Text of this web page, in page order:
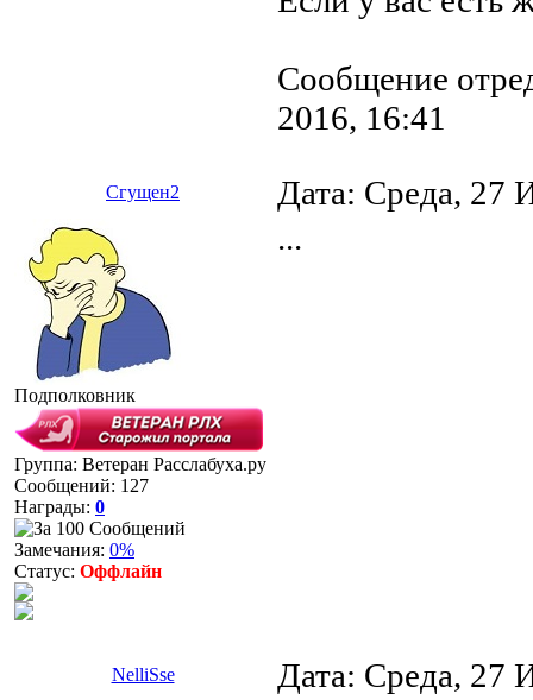
Сообщение
2016, 16:41
Сгущен2 Дата: Среда, 27
Подполковник
Группа: Ветеран Расслабуха.ру
Сообщений: 127
Награды: 0
Замечания: 0%
Статус: Оффлайн
...
NelliSse Дата: Среда, 27